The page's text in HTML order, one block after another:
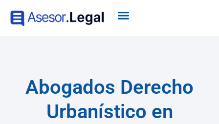
Abogados Derecho
Urbanístico en